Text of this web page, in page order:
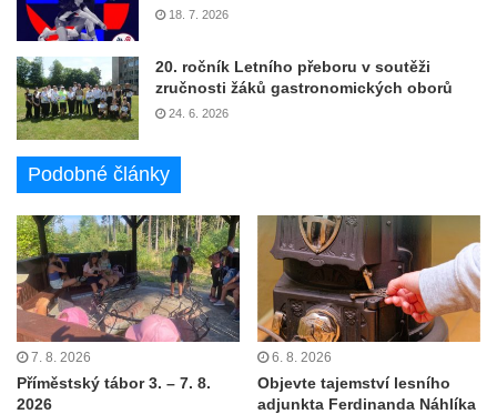
18. 7. 2026
20. ročník Letního přeboru v soutěži
zručnosti žáků gastronomických oborů
24. 6. 2026
Podobné články
7. 8. 2026
Příměstský tábor 3. – 7. 8.
2026
6. 8. 2026
Objevte tajemství lesního
adjunkta Ferdinanda Náhlíka